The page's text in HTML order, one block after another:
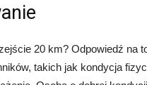
20 km? Odpowiedź na
takich jak kondycja